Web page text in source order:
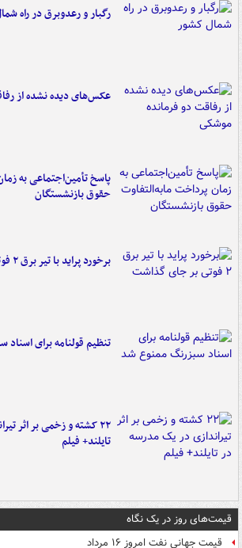
رگبار و رعدوبرق در راه
عکس‌های دیده نشده از
پاسخ تأمین‌اجتماعی به
حقوق بازنشستگان
برخورد پراید با تیر برق ۲ فوتی بر جای گذاشت
تنظیم قولنامه برای
۲۲ کشته و زخمی بر اثر
تایلند+ فیلم
قیمت‌های روز در یک نگاه
قیمت جهانی نفت امروز ۱۶ مرداد